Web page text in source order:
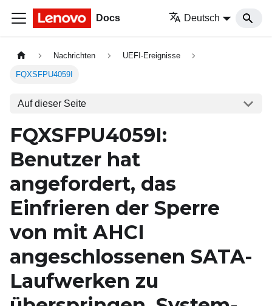
Docs Deutsch
Nachrichten UEFI-Ereignisse
FQXSFPU4059I
Auf dieser Seite
FQXSFPU4059I:
Benutzer hat
angefordert, das
Einfrieren der Sperre
von mit AHCI
angeschlossenen SATA-
Laufwerken zu